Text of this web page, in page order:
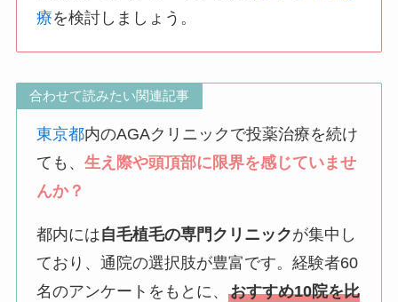
療を検討しましょう。
合わせて読みたい関連記事
東京都内のAGAクリニックで投薬治療を続け
ても、生え際や頭頂部に限界を感じていませ
んか？
都内には自毛植毛の専門クリニックが集中し
ており、通院の選択肢が豊富です。経験者60
名のアンケートをもとに、おすすめ10院を比